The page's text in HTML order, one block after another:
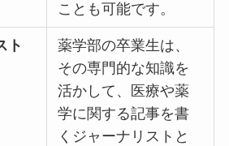
ことも可能です。
ト
薬学部の卒業生は、
その専門的な知識を
活かして、医療や薬
学に関する記事を書
くジャーナリストと